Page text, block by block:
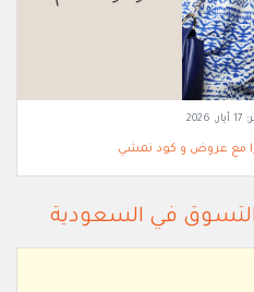
17 أيار, 2026
مع عروض و كود نمشي
التسوق في السعودية